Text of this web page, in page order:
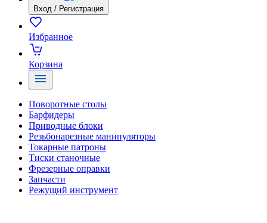
Вход / Регистрация
Избранное
Корзина
Поворотные столы
Барфидеры
Приводные блоки
Резьбонарезные манипуляторы
Токарные патроны
Тиски станочные
Фрезерные оправки
Запчасти
Режущий инструмент